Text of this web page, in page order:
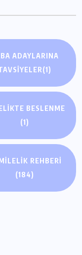
ADAYLARINA
(1)
BESLENME
(1)
REHBERI
(184)
Sınırlar ve